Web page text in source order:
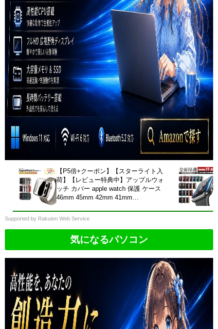
【P5倍+クーポン】【スターライト入
荷】【レビュー特典中】アップルウォ
ッチ カバー apple watch 保護 ケース
46mm 45mm 42mm 41mm
2 1 SE Ultra 耐衝撃 おしゃれ 薄型
Supported by Rakuten Web Service
気になるパソコン